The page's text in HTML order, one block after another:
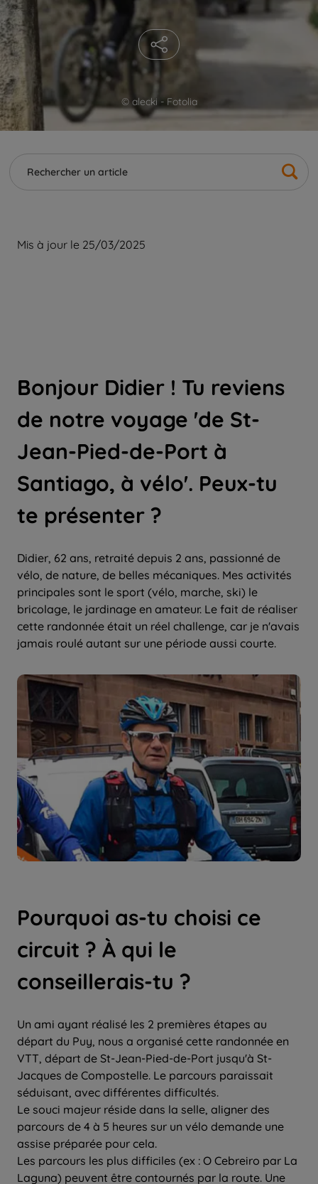
© alecki - Fotolia
Mis à jour le 25/03/2025
Bonjour Didier ! Tu reviens
de notre voyage 'de St-
Jean-Pied-de-Port à
Santiago, à vélo'. Peux-tu
te présenter ?
Didier, 62 ans, retraité depuis 2 ans, passionné de
vélo, de nature, de belles mécaniques. Mes activités
principales sont le sport (vélo, marche, ski) le
bricolage, le jardinage en amateur. Le fait de réaliser
cette randonnée était un réel challenge, car je n'avais
jamais roulé autant sur une période aussi courte.
Pourquoi as-tu choisi ce
circuit ? À qui le
conseillerais-tu ?
Un ami ayant réalisé les 2 premières étapes au
départ du Puy, nous a organisé cette randonnée en
VTT, départ de St-Jean-Pied-de-Port jusqu'à St-
Jacques de Compostelle. Le parcours paraissait
séduisant, avec différentes difficultés.
Le souci majeur réside dans la selle, aligner des
parcours de 4 à 5 heures sur un vélo demande une
assise préparée pour cela.
Les parcours les plus difficiles (ex : O Cebreiro par La
Laguna) peuvent être contournés par la route. Une